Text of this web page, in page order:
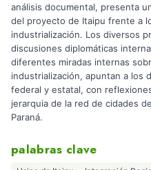
análisis documental, presenta
del proyecto de Itaipu frente a
industrialización. Los diversos
discusiones diplomáticas
diferentes miradas internas
industrialización, apuntan a los
federal y estatal, con
jerarquia de la red de cidades
Paraná.
palabras clave